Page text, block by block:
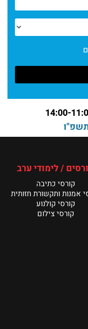
– 6.26
ביום ראשון
/ לימודי ערב
קורסי כתיבה
אמנות ותקשורת חזותית
קורסי קולנוע
קורסי צילום